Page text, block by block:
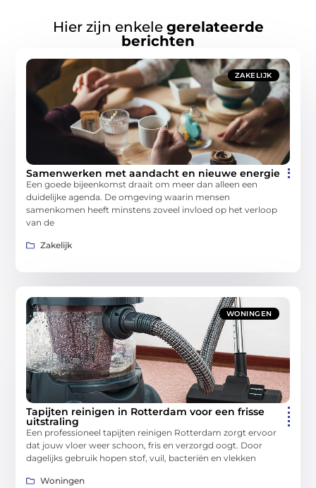
Hier zijn enkele gerelateerde
berichten
ZAKELIJK
Samenwerken met aandacht en nieuwe energie
Een goede bijeenkomst draait om meer dan alleen een
duidelijke agenda. De omgeving waarin mensen
samenkomen heeft minstens zoveel invloed op het verloop
van de
Zakelijk
WONINGEN
Tapijten reinigen in Rotterdam voor een frisse
uitstraling
Een professioneel tapijten reinigen Rotterdam zorgt ervoor
dat jouw vloer weer schoon, fris en verzorgd oogt. Door
dagelijks gebruik hopen stof, vuil, bacteriën en vlekken
Woningen